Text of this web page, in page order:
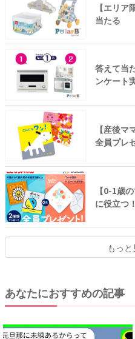
【エリ
当たる
答えて当
ンケート
【産後マ
全員プレ
【0-1歳
に役立つ
もっと
あなたにおすすめの記事